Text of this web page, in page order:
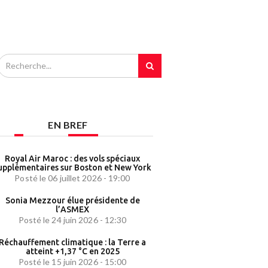
EN BREF
Royal Air Maroc : des vols spéciaux
sur Boston et New York
Posté le 06 juillet 2026 - 19:00
Sonia Mezzour élue présidente de
l’ASMEX
Posté le 24 juin 2026 - 12:30
climatique : la Terre a
atteint +1,37 °C en 2025
Posté le 15 juin 2026 - 15:00